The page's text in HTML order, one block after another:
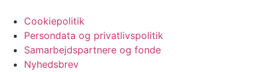
Cookiepolitik
Persondata og privatlivspolitik
Samarbejdspartnere og fonde
Nyhedsbrev